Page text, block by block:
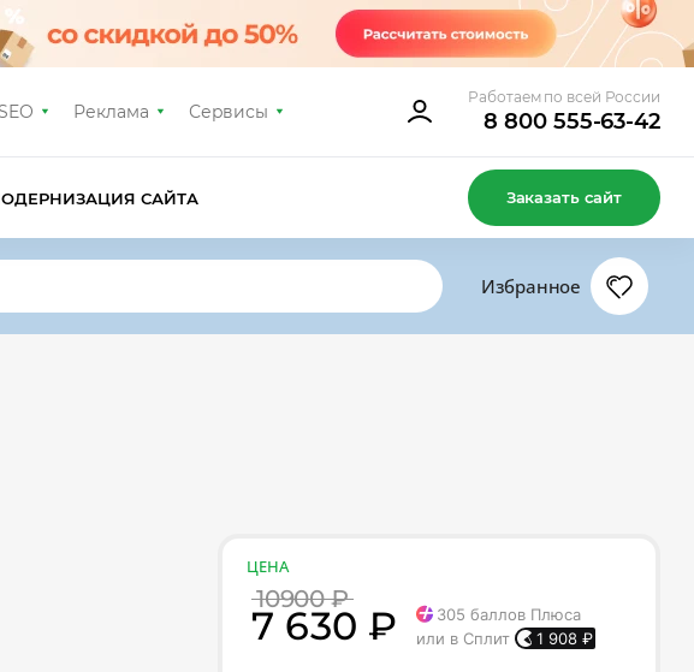
Реклама Сервисы
Работаем по всей России
8 800 555-63-42
САЙТА Заказать сайт
Избранное
ЦЕНА
10900 ₽
7 630 ₽ 305 баллов Плюса
или в Сплит
1 908 ₽